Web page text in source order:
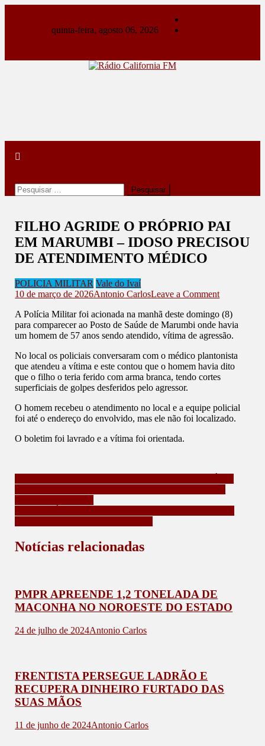
quinta-feira, agosto 06, 2026
Pesquisar
por:
FILHO AGRIDE O PRÓPRIO PAI
EM MARUMBI – IDOSO PRECISOU
DE ATENDIMENTO MÉDICO
POLICIA MILITAR Vale do Ivaí
10 de março de 2026Antonio CarlosLeave a Commenton
AGRIDE
O
PRÓPRIO
EM
–
DE
A Polícia Militar foi acionada na manhã deste domingo (8)
para comparecer ao Posto de Saúde de Marumbi onde havia
um homem de 57 anos sendo atendido, vítima de agressão.
No local os policiais conversaram com o médico plantonista
que atendeu a vítima e este contou que o homem havia dito
que o filho o teria ferido com arma branca, tendo cortes
superficiais de golpes desferidos pelo agressor.
O homem recebeu o atendimento no local e a equipe policial
foi até o endereço do envolvido, mas ele não foi localizado.
O boletim foi lavrado e a vítima foi orientada.
Navegação
de
Post
Notícias relacionadas
PMPR APREENDE 1,2 TONELADA DE
MACONHA NO NOROESTE DO ESTADO
24 de julho de 2024Antonio Carlos
FRENTISTA PERSEGUE LADRÃO E
RECUPERA DINHEIRO FURTADO DAS
SUAS MÃOS
11 de junho de 2024Antonio Carlos